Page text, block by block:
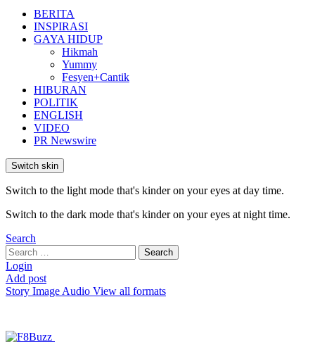
BERITA
INSPIRASI
GAYA HIDUP
Hikmah
Yummy
Fesyen+Cantik
HIBURAN
POLITIK
ENGLISH
VIDEO
PR Newswire
Switch skin
Switch to the light mode that's kinder on your eyes at day time.
Switch to the dark mode that's kinder on your eyes at night time.
Search
Search
for:
Search
Login
Add post
Story Image Audio View all formats